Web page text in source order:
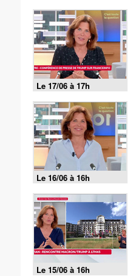
Le 17/06 à 17h
Le 16/06 à 16h
Le 15/06 à 16h